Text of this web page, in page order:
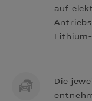
auf
Die